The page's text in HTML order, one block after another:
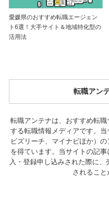
愛媛県のおすすめ転職エージェン
ト6選！大手サイト＆地域特化型の
活用法
転職アン
転職アンテナは、おすすめ転
する転職情報メディアです。当
ビズリーチ、マイナビほか）
を得ています。当サイトの記
入・登録申し込みされた際に
されること